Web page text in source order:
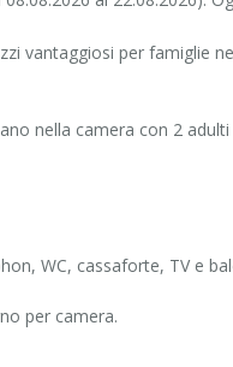
vantaggiosi per famiglie
nella camera con 2
WC, cassaforte, TV e
per camera.